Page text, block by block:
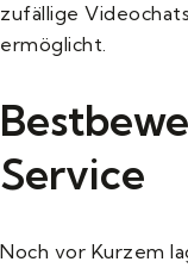
zufällige
ermöglicht.
Service
Noch vor Kurzem